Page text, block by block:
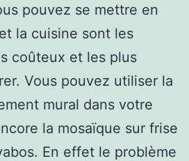
pouvez se mettre en
la cuisine sont les
coûteux et les plus
Vous pouvez utiliser la
mural dans votre
la mosaïque sur frise
En effet le problème